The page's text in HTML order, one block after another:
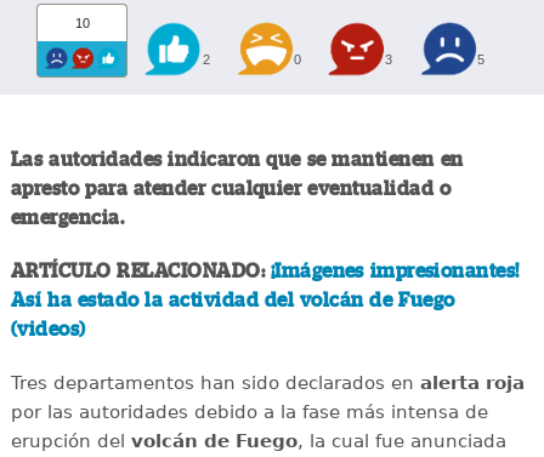
10
2 0 3 5
Las autoridades indicaron que se mantienen en
apresto para atender cualquier eventualidad o
emergencia.
ARTÍCULO RELACIONADO: ¡Imágenes impresionantes!
Así ha estado la actividad del volcán de Fuego
(videos)
Tres departamentos han sido declarados en alerta roja
por las autoridades debido a la fase más intensa de
erupción del volcán de Fuego, la cual fue anunciada